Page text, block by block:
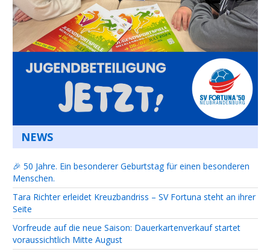
NEWS
🎉 50 Jahre. Ein besonderer Geburtstag für einen besonderen
Menschen.
Tara Richter erleidet Kreuzbandriss – SV Fortuna steht an ihrer
Seite
Vorfreude auf die neue Saison: Dauerkartenverkauf startet
voraussichtlich Mitte August